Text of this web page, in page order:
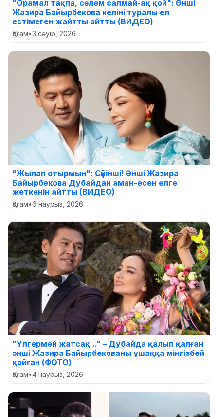
"Орамал тақпа, сәлем салмай-ақ қой": Әнші
Жазира Байырбекова келіні туралы ел
естімеген жайтты айтты (ВИДЕО)
Қоғам•3 сәуір, 2026
"Жылап отырмын": Сүйінші! Әнші Жазира
Байырбекова Дубайдан аман-есен елге
жеткенін айтты (ВИДЕО)
Қоғам•6 наурыз, 2026
"Үлгермей жатсақ..." – Дубайда қалып қалған
әнші Жазира Байырбекованы ұшаққа мінгізбей
қойған (ФОТО)
Қоғам•4 наурыз, 2026